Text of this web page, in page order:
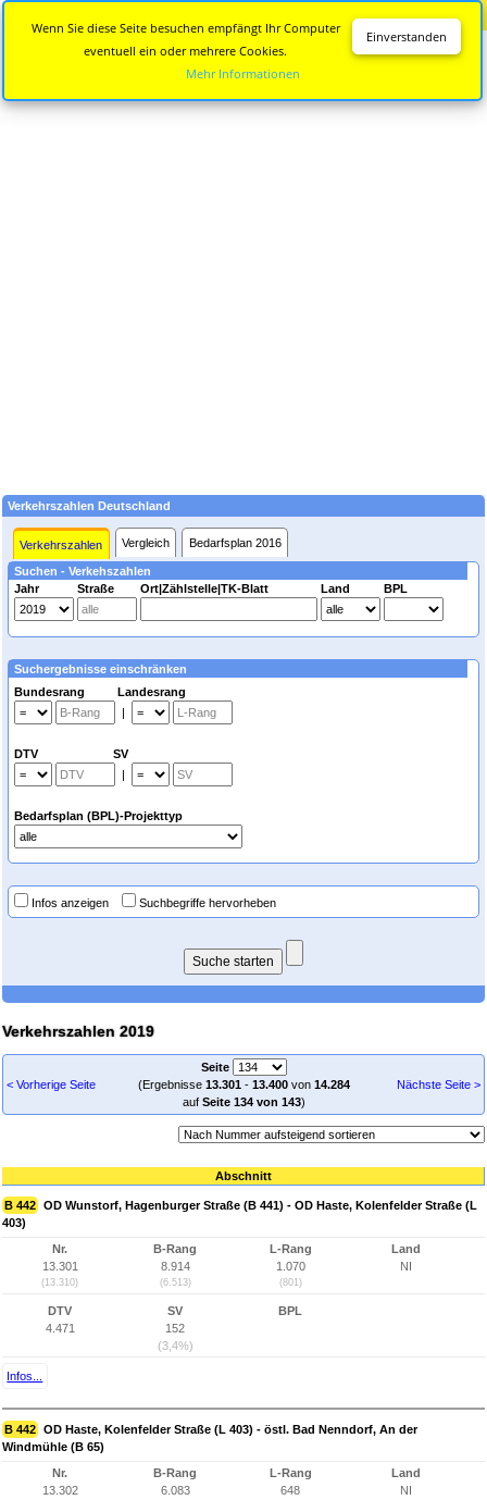
Verkehrszahlen Deutschland
Verkehrszahlen Vergleich Bedarfsplan 2016
Suchen - Verkehszahlen
Jahr
Straße Ort|Zählstelle|TK-Blatt Land BPL
Suchergebnisse einschränken
Bundesrang Landesrang
|
DTV SV
|
Bedarfsplan (BPL)-Projekttyp
Infos anzeigen Suchbegriffe hervorheben
Verkehrszahlen 2019
< Vorherige Seite
Seite
(Ergebnisse 13.301- 13.400von 14.284
auf Seite 134 von 143)
Nächste Seite >
Abschnitt
B 442 OD Wunstorf, Hagenburger Straße (B 441) - OD Haste, Kolenfelder Straße (L
403)
Nr.
13.301
(13.310)
B-Rang
8.914
(6.513)
L-Rang
1.070
(801)
Land
NI
DTV
4.471
SV
152
(3,4%)
BPL
Infos...
B 442 OD Haste, Kolenfelder Straße (L 403) - östl. Bad Nenndorf, An der
Windmühle (B 65)
Nr.
13.302
B-Rang
6.083
L-Rang
648
Land
NI
Einverstanden
Wenn Sie diese Seite besuchen empfängt Ihr Computer
eventuell ein oder mehrere Cookies.
Mehr Informationen